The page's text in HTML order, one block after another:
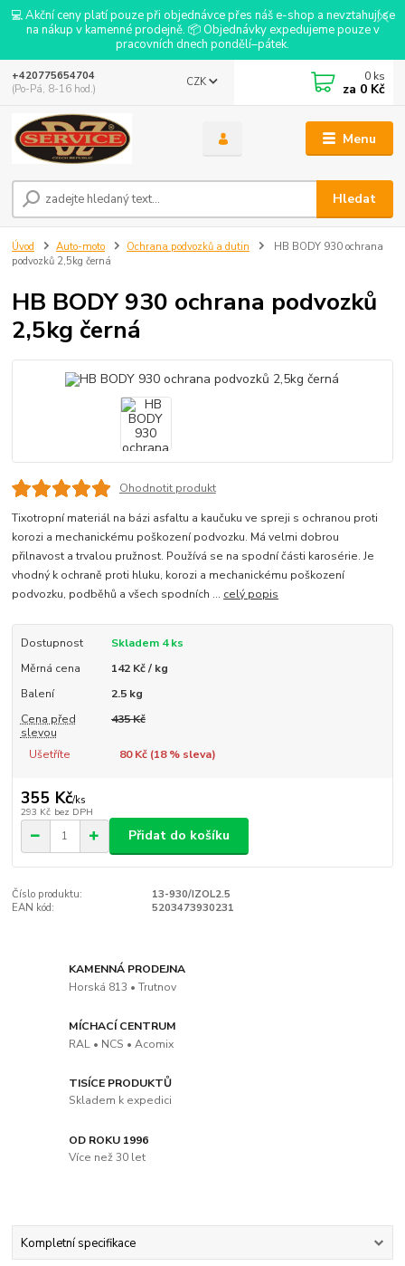
💻 Akční ceny platí pouze při objednávce přes náš e-shop a nevztahují se
na nákup v kamenné prodejně. 📦 Objednávky expedujeme pouze v
pracovních dnech pondělí–pátek.
Menu
CZK
Hledat
+420775654704
(Po-Pá, 8-16 hod.)
0 ks
za 0 Kč
Úvod Auto-moto Ochrana podvozků a dutin
HB BODY 930 ochrana
podvozků 2,5kg černá
HB BODY 930 ochrana podvozků
2,5kg černá
Ohodnotit produkt
Tixotropní materiál na bázi asfaltu a kaučuku ve spreji s ochranou proti
korozi a mechanickému poškození podvozku. Má velmi dobrou
přilnavost a trvalou pružnost. Používá se na spodní části karosérie. Je
vhodný k ochraně proti hluku, korozi a mechanickému poškození
podvozku, podběhů a všech spodních ... celý popis
Dostupnost
Skladem 4 ks
Měrná cena
142 Kč / kg
Balení
2.5 kg
Cena před
slevou
435 Kč
Ušetříte 80 Kč (18% sleva)
355 Kč/ks
293 Kč bez DPH
Přidat do košíku
Číslo produktu:
13-930/IZOL2.5
EAN kód:
5203473930231
KAMENNÁ PRODEJNA
Horská 813 • Trutnov
MÍCHACÍ CENTRUM
RAL • NCS • Acomix
TISÍCE PRODUKTŮ
Skladem k expedici
OD ROKU 1996
Více než 30 let
Kompletní specifikace